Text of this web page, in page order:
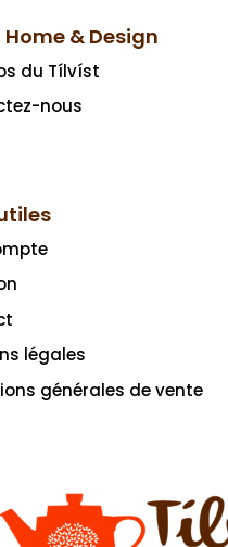
& Design
du Tílvíst
nous
légales
générales de vente